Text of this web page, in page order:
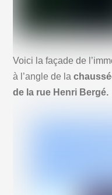
Voici la façade de
à l’angle de la
de la rue Henri Bergé.